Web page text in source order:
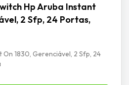
Hp Aruba Instant
2 Sfp, 24 Portas,
1830, Gerenciável, 2 Sfp, 24